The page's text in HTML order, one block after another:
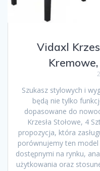
Vidaxl
Szukasz stylowych i
będą nie tylko
dopasowane do
Krzesła Stołowe, 4
propozycja, która
porównujemy ten
dostępnymi na rynku,
użytkowania oraz